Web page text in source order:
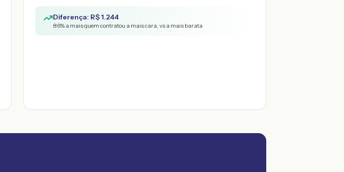
Diferença: R$1.244
86% a mais quem contratou a mais cara, vs a mais barata